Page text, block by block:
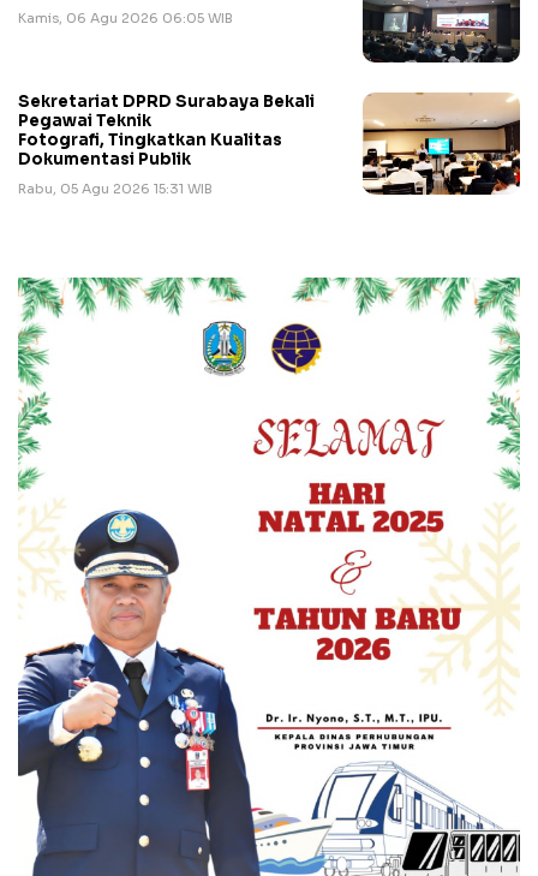
Kamis, 06 Agu 2026 06:05 WIB
Sekretariat DPRD Surabaya Bekali
Pegawai Teknik
Fotografi, Tingkatkan Kualitas
Dokumentasi Publik
Rabu, 05 Agu 2026 15:31 WIB